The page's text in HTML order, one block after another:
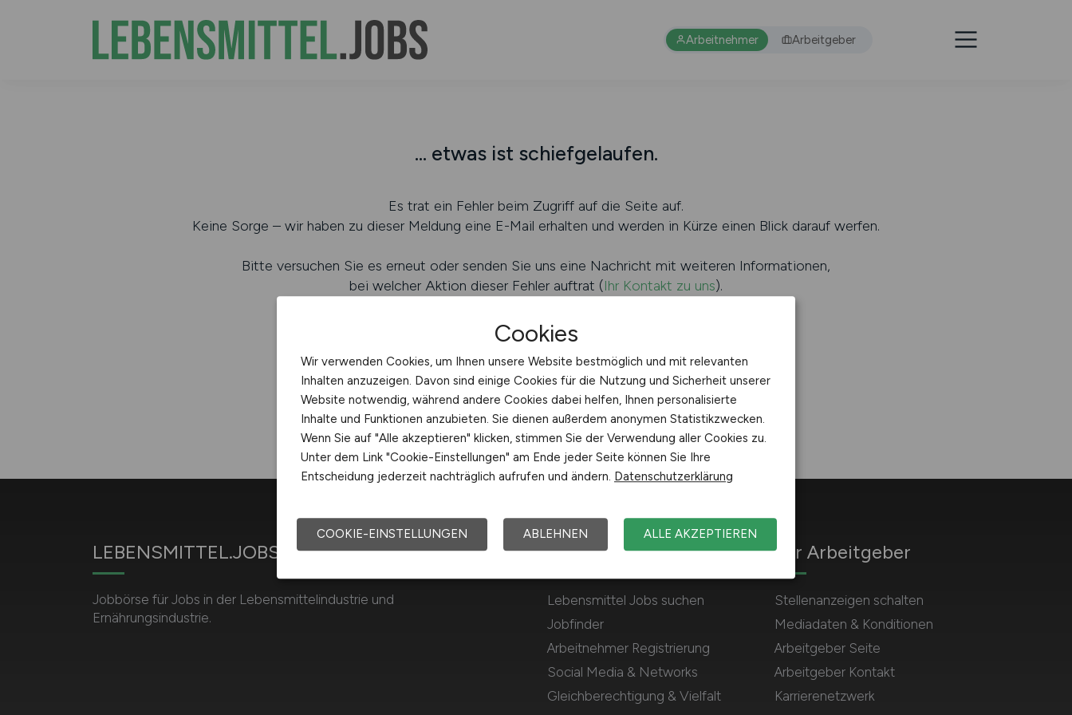
Arbeitnehmer Arbeitgeber
... etwas ist schiefgelaufen.
Es trat ein Fehler beim Zugriff auf die Seite auf.
Keine Sorge – wir haben zu dieser Meldung eine E-Mail erhalten und werden in Kürze einen Blick darauf werfen.
Bitte versuchen Sie es erneut oder senden Sie uns eine Nachricht mit weiteren Informationen,
bei welcher Aktion dieser Fehler auftrat (Ihr Kontakt zu uns).
LEBENSMITTEL.JOBS
Jobbörse für Jobs in der Lebensmittelindustrie und
Ernährungsindustrie.
Für Arbeitnehmer
Lebensmittel Jobs suchen
Jobfinder
Arbeitnehmer Registrierung
Social Media & Networks
Gleichberechtigung & Vielfalt
Für Arbeitgeber
Stellenanzeigen schalten
Mediadaten & Konditionen
Arbeitgeber Seite
Arbeitgeber Kontakt
Karrierenetzwerk
Cookies
Wir verwenden Cookies, um Ihnen unsere Website bestmöglich und mit relevanten
Inhalten anzuzeigen. Davon sind einige Cookies für die Nutzung und Sicherheit unserer
Website notwendig, während andere Cookies dabei helfen, Ihnen personalisierte
Inhalte und Funktionen anzubieten. Sie dienen außerdem anonymen Statistikzwecken.
Wenn Sie auf "Alle akzeptieren" klicken, stimmen Sie der Verwendung aller Cookies zu.
Unter dem Link "Cookie-Einstellungen" am Ende jeder Seite können Sie Ihre
Entscheidung jederzeit nachträglich aufrufen und ändern. Datenschutzerklärung
COOKIE-EINSTELLUNGEN ABLEHNEN ALLE AKZEPTIEREN